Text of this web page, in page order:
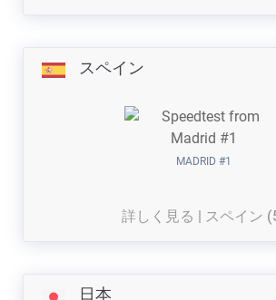
スペイン
MADRID #1
詳しく見る | スペイン
日本